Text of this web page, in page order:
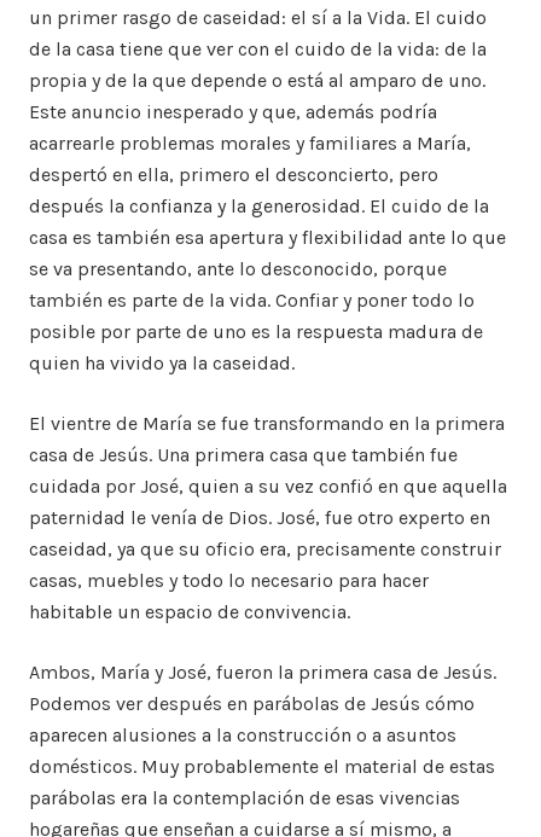
un primer rasgo de caseidad: el sí a la Vida. El cuido
de la casa tiene que ver con el cuido de la vida: de la
propia y de la que depende o está al amparo de uno.
Este anuncio inesperado y que, además podría
acarrearle problemas morales y familiares a María,
despertó en ella, primero el desconcierto, pero
después la confianza y la generosidad. El cuido de la
casa es también esa apertura y flexibilidad ante lo que
se va presentando, ante lo desconocido, porque
también es parte de la vida. Confiar y poner todo lo
posible por parte de uno es la respuesta madura de
quien ha vivido ya la caseidad.
El vientre de María se fue transformando en la primera
casa de Jesús. Una primera casa que también fue
cuidada por José, quien a su vez confió en que aquella
paternidad le venía de Dios. José, fue otro experto en
caseidad, ya que su oficio era, precisamente construir
casas, muebles y todo lo necesario para hacer
habitable un espacio de convivencia.
Ambos, María y José, fueron la primera casa de Jesús.
Podemos ver después en parábolas de Jesús cómo
aparecen alusiones a la construcción o a asuntos
domésticos. Muy probablemente el material de estas
parábolas era la contemplación de esas vivencias
hogareñas que enseñan a cuidarse a sí mismo, a